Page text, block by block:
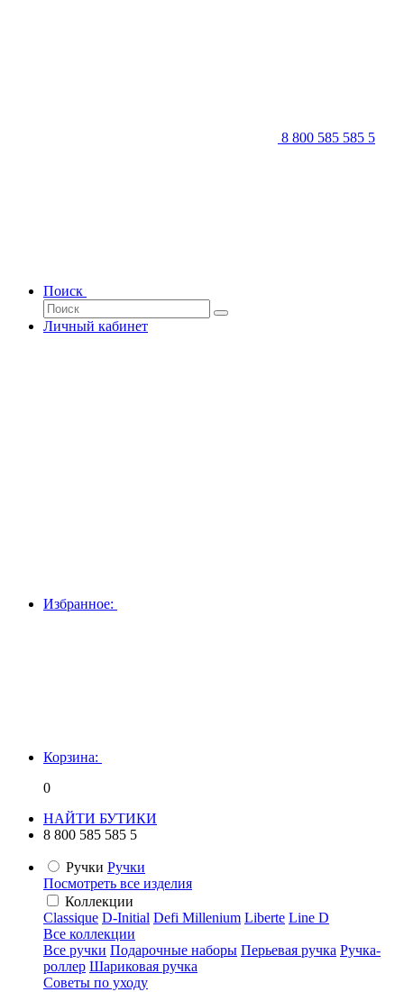
8 800 585 585 5
Поиск
Личный кабинет
Избранное:
Корзина:
0
НАЙТИ БУТИКИ
8 800 585 585 5
Ручки Ручки
Посмотреть все изделия
Коллекции
Classique D-Initial Defi Millenium Liberte Line D
Все коллекции
Все ручки Подарочные наборы Перьевая ручка Ручка-
роллер Шариковая ручка
Советы по уходу